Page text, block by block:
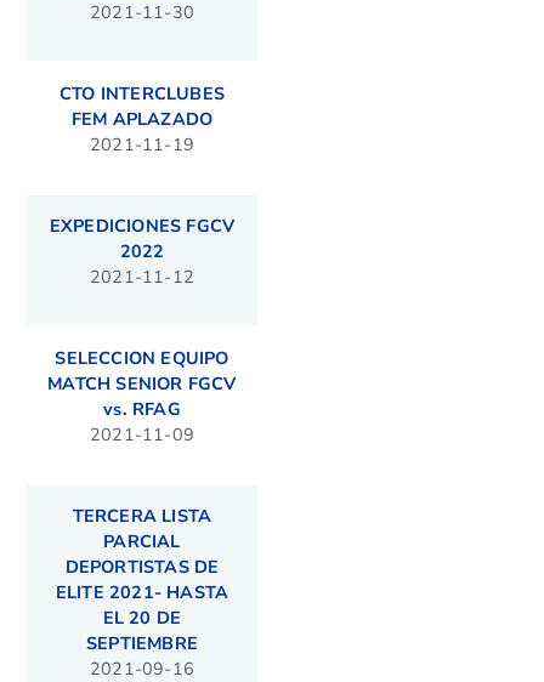
2021-11-30
CTO INTERCLUBES
FEM APLAZADO
2021-11-19
EXPEDICIONES FGCV
2022
2021-11-12
SELECCION EQUIPO
MATCH SENIOR FGCV
vs. RFAG
2021-11-09
TERCERA LISTA
PARCIAL
DEPORTISTAS DE
ELITE 2021- HASTA
EL 20 DE
SEPTIEMBRE
2021-09-16